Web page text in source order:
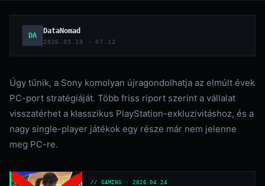
DA
DataNomad
2026.05.19 · 07:12
Úgy tűnik, a Sony komolyan újragondolhatja az elmúlt évek
PC-port stratégiáját. Több friss riport szerint a vállalat
visszatérhet a klasszikus PlayStation-exkluzivitáshoz, és a
nagy single-player játékok egy része már nem jelenne
meg PC-re.
// GAMING · 2026.04.24